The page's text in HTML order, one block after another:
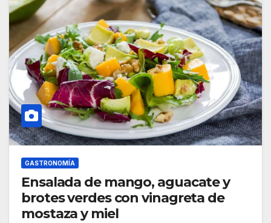
GASTRONOMÍA
Ensalada de mango, aguacate y
brotes verdes con vinagreta de
mostaza y miel